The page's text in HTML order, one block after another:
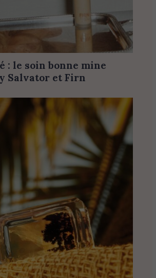
: le soin bonne mine
Salvator et Firn